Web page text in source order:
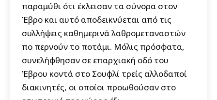
παραμύθι ότι έκλεισαν τα σύνορα στον
Έβρο και αυτό αποδεικνύεται από τις
συλλήψεις καθημερινά λαθρομεταναστών
πο περνούν το ποτάμι. Μόλις πρόσφατα,
συνελήφθησαν σε επαρχιακή οδό του
Έβρου κοντά στο Σουφλί τρείς αλλοδαποί
διακινητές, οι οποίοι προωθούσαν στο